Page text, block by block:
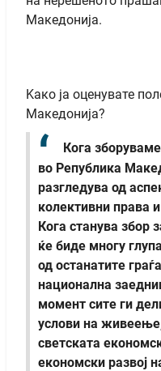
Македонија.
Kако ја оценувате
Македонија?
Кога
во Република
разгледува од
колективни права
Кога станува збор
ќе биде многу
од останатите
национална
момент сите ги
услови на
светската
економски развој